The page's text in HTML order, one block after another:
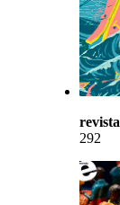
revista
292